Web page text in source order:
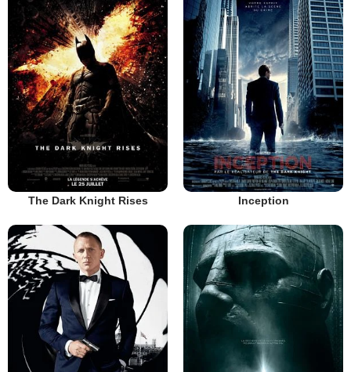
The Dark Knight Rises Inception